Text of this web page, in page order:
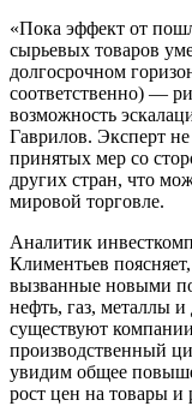
«Пока эффект от
сырьевых товаров
долгосрочном
соответственно) —
возможность
Гаврилов. Эксперт
принятых мер со
других стран, что
мировой торговле.
Аналитик
Климентьев
вызванные новыми
нефть, газ, металлы
существуют
производственный
увидим общее
рост цен на товары